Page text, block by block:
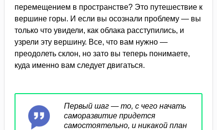
перемещением в пространстве? Это путешествие к
вершине горы. И если вы осознали проблему — вы
только что увидели, как облака расступились, и
узрели эту вершину. Все, что вам нужно —
преодолеть склон, но зато вы теперь понимаете,
куда именно вам следует двигаться.
Первый шаг — то, с чего начать
саморазвитие придется
самостоятельно, и никакой план